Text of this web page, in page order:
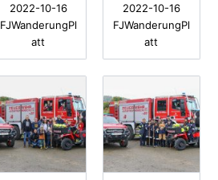
2022-10-16
FJWanderungPl
att
2022-10-16
FJWanderungPl
att